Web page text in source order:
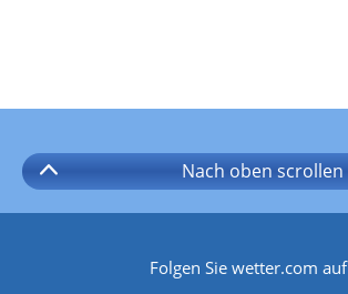
Nach oben scrollen
Folgen Sie wetter.com auf